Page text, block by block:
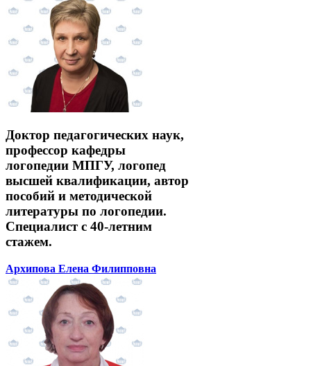
Доктор педагогических наук,
профессор кафедры
логопедии МПГУ, логопед
высшей квалификации, автор
пособий и методической
литературы по логопедии.
Специалист с 40-летним
стажем.
Архипова Елена Филипповна